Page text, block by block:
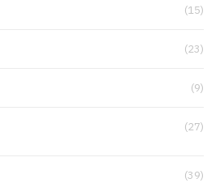
(15)
(23)
(9)
(27)
(39)